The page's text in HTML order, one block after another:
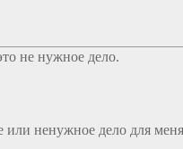
не нужное дело.
ненужное дело для